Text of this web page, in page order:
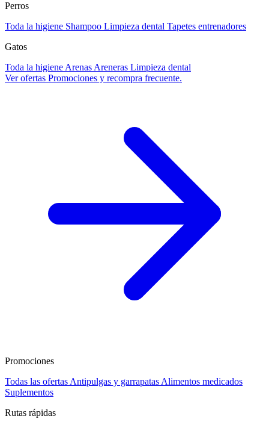
Perros
Toda la higiene Shampoo Limpieza dental Tapetes entrenadores
Gatos
Toda la higiene Arenas Areneras Limpieza dental
Ver ofertas Promociones y recompra frecuente.
Promociones
Todas las ofertas Antipulgas y garrapatas Alimentos medicados
Suplementos
Rutas rápidas